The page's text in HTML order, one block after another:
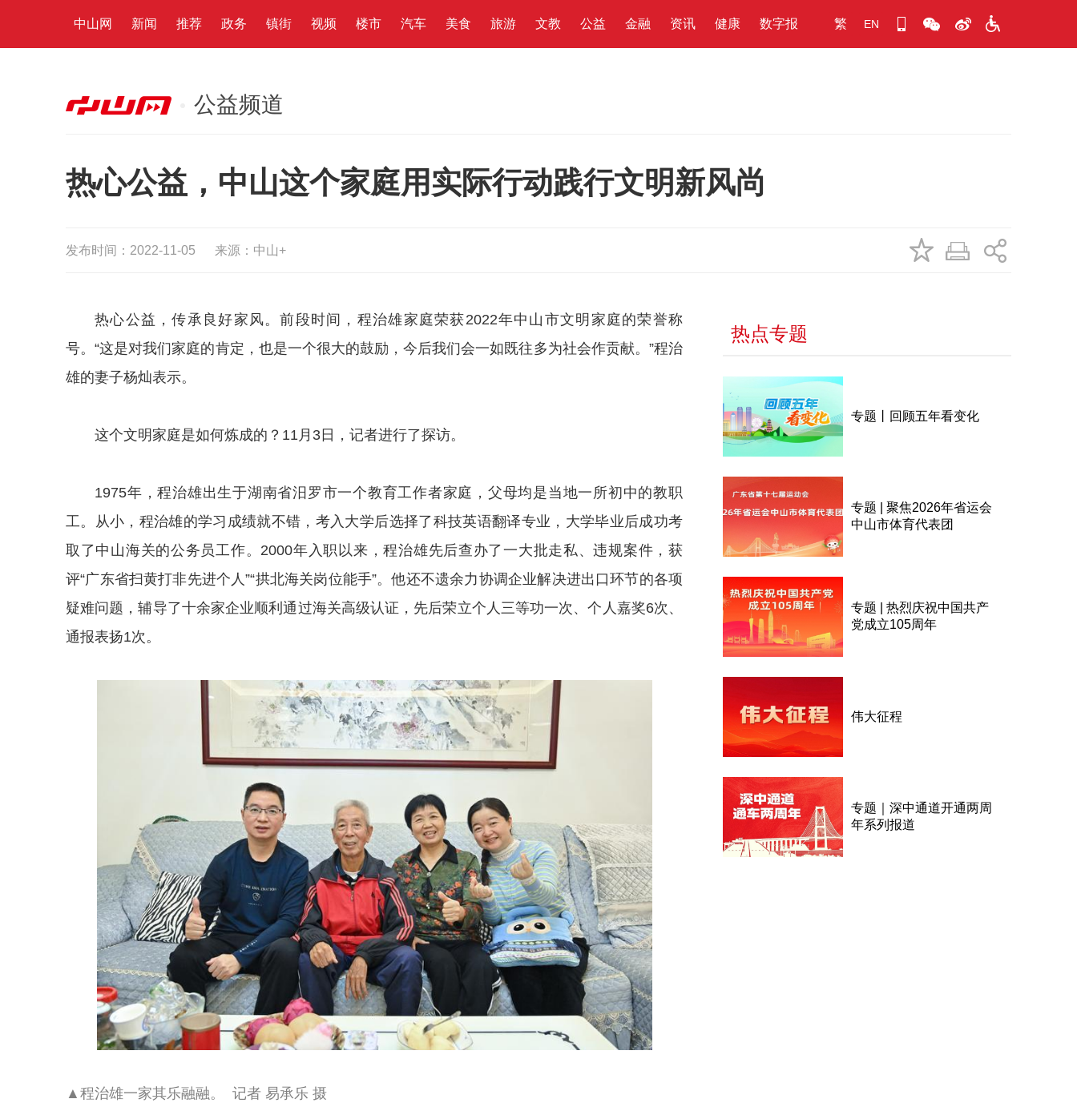
中山网 新闻 推荐 政务 镇街 视频 楼市 汽车 美食 旅游 文教 公益 金融 资讯 健康 数字报 繁 EN
公益频道
热心公益，中山这个家庭用实际行动践行文明新风尚
发布时间：2022-11-05 来源：中山+
热心公益，传承良好家风。前段时间，程治雄家庭荣获2022年中山市文明家庭的荣誉称
号。“这是对我们家庭的肯定，也是一个很大的鼓励，今后我们会一如既往多为社会作贡献。”程治
雄的妻子杨灿表示。
这个文明家庭是如何炼成的？11月3日，记者进行了探访。
1975年，程治雄出生于湖南省汨罗市一个教育工作者家庭，父母均是当地一所初中的教职
工。从小，程治雄的学习成绩就不错，考入大学后选择了科技英语翻译专业，大学毕业后成功考
取了中山海关的公务员工作。2000年入职以来，程治雄先后查办了一大批走私、违规案件，获
评“广东省扫黄打非先进个人”“拱北海关岗位能手”。他还不遗余力协调企业解决进出口环节的各项
疑难问题，辅导了十余家企业顺利通过海关高级认证，先后荣立个人三等功一次、个人嘉奖6次、
通报表扬1次。
▲程治雄一家其乐融融。 记者 易承乐 摄
热点专题
专题丨回顾五年看变化
专题 | 聚焦2026年省运会
中山市体育代表团
专题 | 热烈庆祝中国共产
党成立105周年
伟大征程
专题｜深中通道开通两周
年系列报道